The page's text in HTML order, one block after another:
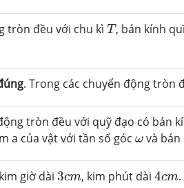
tròn đều với chu kì T
T, bán kính
. Trong các chuyển động tròn
tròn đều với quỹ đạo có bán
a của vật với tần số góc ω
ωvà bán
giờ dài 3cm
3cm, kim phút dài 4cm
4cm